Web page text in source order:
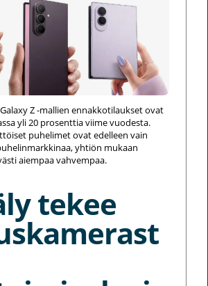
Z -mallien ennakkotilaukset ovat
yli 20 prosenttia viime vuodesta.
puhelimet ovat edelleen vain
yhtiön mukaan
aiempaa vahvempaa.
tekee